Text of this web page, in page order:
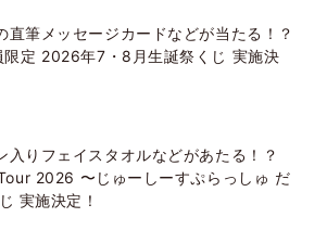
直筆メッセージカードなどが当たる！？
定 2026年7・8月生誕祭くじ 実施決
入りフェイスタオルなどがあたる！？
2026 〜じゅーしーすぷらっしゅ だ
実施決定！